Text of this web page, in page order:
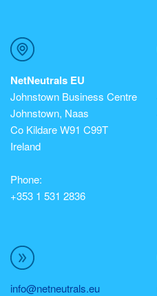
NetNeutrals EU
Johnstown Business Centre
Johnstown, Naas
Co Kildare W91 C99T
Ireland
Phone:
+353 1 531 2836
info@netneutrals.eu